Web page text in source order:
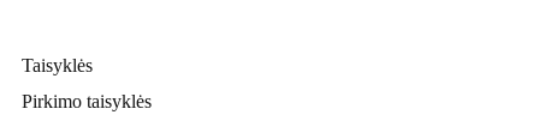
Taisyklės
Pirkimo taisyklės